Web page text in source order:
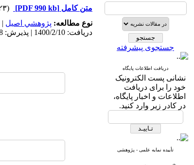
* ROAD
* Scientific Indexing
Services
* SID
* Magiran
* Google Scholar
و دارای رتبه علمی
پژوهشی
از کمیسیون نشریات
وزارت بهداشت و درمان
* Index Medicus for the
جستجوی پیشرفته
دریافت اطلاعات پایگاه
نشانی پست الکترونیک
خود را برای دریافت
اطلاعات و اخبار پایگاه،
در کادر زیر وارد کنید.
تأییده نمایه علمی - پژوهشی
متن کامل [PDF 990 kb]
(۲۱۲۳ دریافت)
نوع مطالعه: پژوهشي اصیل |
دریافت: 1400/2/10 | پذیرش: 1400/3/8 | انتشار: 1400/5/10